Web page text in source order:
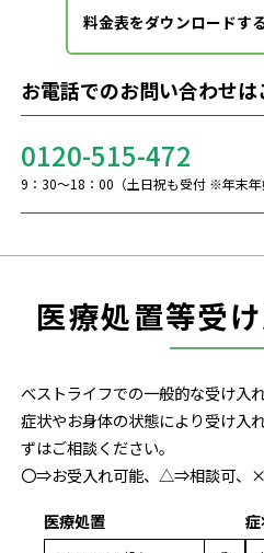
料金表をダウンロードす
お電話でのお問い合わせは
0120-515-472
9：30～18：00（土日祝も受付 ※年末年
医療処置等受
べストライフでの一般的な受け入れ
症状やお身体の状態により受け入
ずはご相談ください。
〇⇒お受入れ可能、△⇒相談可、
医療処置